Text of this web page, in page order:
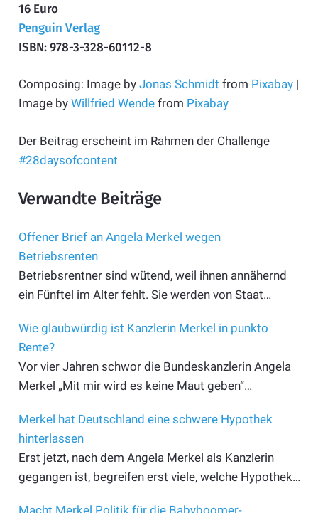
16 Euro
Penguin Verlag
ISBN: 978-3-328-60112-8
Composing: Image by Jonas Schmidt from Pixabay|
Image by Willfried Wendefrom Pixabay
Der Beitrag erscheint im Rahmen der Challenge
#28daysofcontent
Verwandte Beiträge
Offener Brief an Angela Merkel wegen
Betriebsrenten
Betriebsrentner sind wütend, weil ihnen annähernd
ein Fünftel im Alter fehlt. Sie werden von Staat…
Wie glaubwürdig ist Kanzlerin Merkel in punkto
Rente?
Vor vier Jahren schwor die Bundeskanzlerin Angela
Merkel „Mit mir wird es keine Maut geben“…
Merkel hat Deutschland eine schwere Hypothek
hinterlassen
Erst jetzt, nach dem Angela Merkel als Kanzlerin
gegangen ist, begreifen erst viele, welche Hypothek…
Macht Merkel Politik für die Babyboomer-